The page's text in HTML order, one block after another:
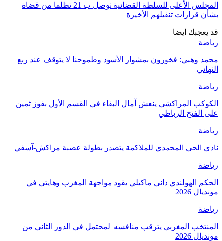
المجلس الأعلى للسلطة القضائية توصل ب 21 تظلما من قضاة
بشأن قرارات تنقيلهم الأخيرة
قد يعجبك ايضا
رياضة
محمد وهبي: فخورون بمشوار الأسود وطموحنا لا يتوقف عند ربع
النهائي
رياضة
الكوكب المراكشي ينعش آمال البقاء في القسم الأول بفوز ثمين
على الفتح الرباطي
رياضة
نادي الحي المحمدي للملاكمة يتصدر بطولة عصبة مراكش-آسفي
رياضة
الحكم الهولندي داني ماكيلي يقود مواجهة المغرب وهايتي في
مونديال 2026
رياضة
المنتخب المغربي يترقب منافسه المحتمل في الدور الثاني من
مونديال 2026